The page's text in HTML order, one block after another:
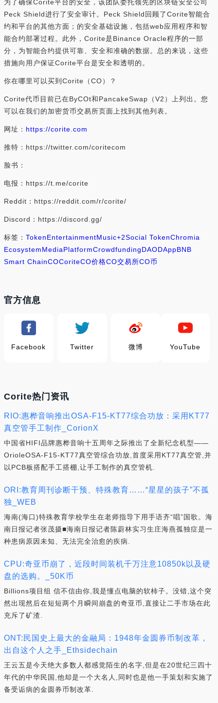
为了确保Corite平台的安全，该团队委托领先的区块链安全公司
Peck Shield进行了安全审计。Peck Shield回顾了Corite智能合
约和平台的其他方面；的安全基础设施，包括web应用程序和智
能合约部署过程。此外，Corite是Binance Oracle程序的一部
分，为智能合约提供可靠、安全和准确的数据。总的来说，这些
措施向用户保证Corite平台是安全和透明的。
你在哪里可以买到Corite（CO）？
Corite代币目前已在ByCOt和PancakeSwap（V2）上列出。您
可以在我们的加密货币交易所页面上找到其他列表。
网址： https://corite.com
推特：https://twitter.com/coritecom
脸书：
电报：https://t.me/corite
Reddit：https://reddit.com/r/corite/
Discord：https://discord.gg/
标签： TokenEntertainmentMusic+2Social TokenChromia
EcosystemMediaPlatformCrowdfundingDAODAppBNB
Smart ChainCOCoriteCO价格CO交易所CO币
官方信息
Facebook Twitter 微博 YouTube
Corite热门资讯
RIO:惠桦音响推出OSA-F15-KT77综合功放：采用KT77
真空管手工制作_CorionX
中国省HIFI品牌惠桦音响十五周年之际推出了全新纪念机型——
OrioleOSA-F15-KT77真空管综合功放,首度采用KT77真空管,并
以PCB板搭配手工搭棚,让手工制作的真空管机.
ORI:教育周刊诊断干预、特殊教育……“星星的孩子”不孤
独_WEB
海南(海口)特殊教育学校学生在老师指导下用手语齐“唱”国歌。海
南日报记者张茂摄■海南日报记者陈蔚林实习生庄海燕孤独症是一
种患病原因未知、无法完全治愈的疾病.
CPU:奇亚币崩了，近段时间装机千万注意10850k以及硬
盘的选购。_50K币
Billions项目组 信不信由你,我是懂点电脑的软柿子。没错,这个突
然出现然后在短短两个月瞬间崩盘的奇亚币,直接让二手市场在此
充斥了矿渣.
ONT:民国史上最大的金融局：1948年金圆券币制改革，
出自这个人之手_Ethsidechain
王云五是今天绝大多数人都感觉陌生的名字,但是在20世纪三四十
年代的中华民国,他却是一个大名人,同时也是他一手策划和实施了
备受诟病的金圆券币制改革.